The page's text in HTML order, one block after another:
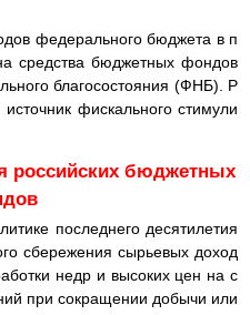
федерального бюджета в п
средства бюджетных фондов
благосостояния (ФНБ). Р
фискального стимули
российских бюджетных
последнего десятилетия
сбережения сырьевых доход
недр и высоких цен на с
при сокращении добычи или